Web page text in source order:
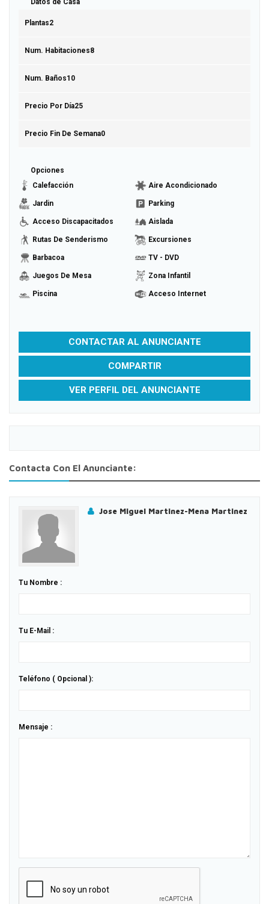
Plantas2
Num. Habitaciones8
Num. Baños10
Precio Por Día25
Precio Fin De Semana0
Opciones
Calefacción
Aire Acondicionado
Jardin Parking
Acceso Discapacitados Aislada
Rutas De Senderismo Excursiones
Barbacoa TV - DVD
Juegos De Mesa Zona Infantil
Piscina Acceso Internet
CONTACTAR AL ANUNCIANTE
COMPARTIR
VER PERFIL DEL ANUNCIANTE
Contacta Con El Anunciante:
Jose Miguel Martinez-Mena Martinez
Tu Nombre :
Tu E-Mail :
Teléfono ( Opcional ):
Mensaje :